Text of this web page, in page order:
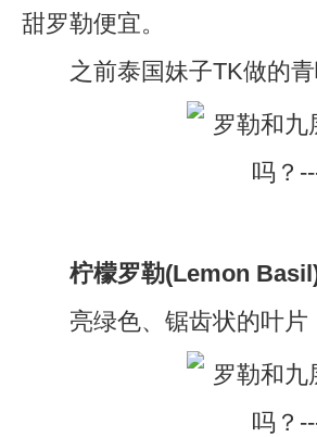
甜罗勒便宜。
之前泰国妹子TK做的青
柠檬罗勒(Lemon
亮绿色、锯齿状的叶片